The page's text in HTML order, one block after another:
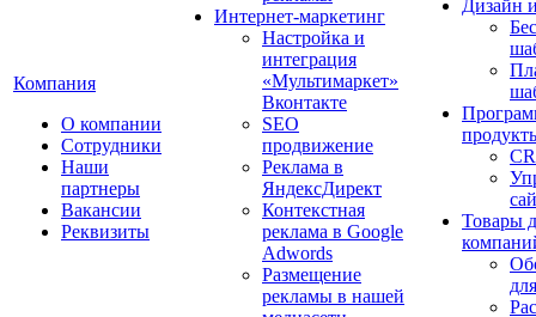
Компания
О компании
Сотрудники
Наши
партнеры
Вакансии
Реквизиты
Интернет-маркетинг
Настройка и
интеграция
«Мультимаркет»
Вконтакте
SEO
продвижение
Реклама в
ЯндексДирект
Контекстная
реклама в Google
Adwords
Размещение
рекламы в нашей
Дизайн
Товары